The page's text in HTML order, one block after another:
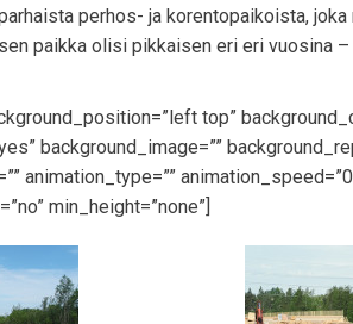
perhos- ja korentopaikoista,
paikka olisi pikkaisen eri eri vuosina
top”
background_image=””
animation_type=””
min_height=”none”]